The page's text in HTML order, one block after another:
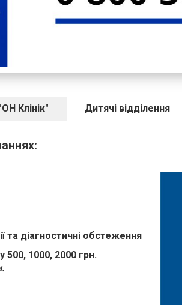
Клінік" Дитячі відділення
та діагностичні обстеження
500, 1000, 2000 грн.